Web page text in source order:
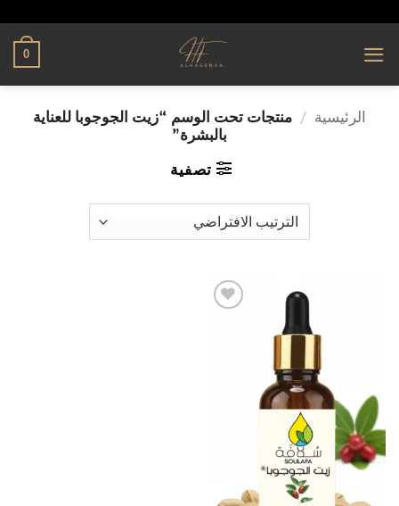
0
الرئيسية / منتجات تحت الوسم “زيت الجوجوبا للعناية
بالبشرة”
تصفية